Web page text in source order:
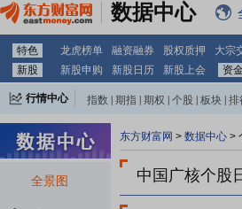
数据中心
特色 龙虎榜单 融资融券 股权质押 大宗
新股
新股申购 新股日历 新股上会 资
行情中心 指数 期指 期权 个股 板块 排
全景图
东方财富网 > 数据中心 >
中国广核个股